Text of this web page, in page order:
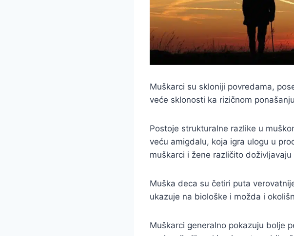
Muškarci su skloniji povredama,
veće sklonosti ka rizičnom
Postoje strukturalne razlike u
veću amigdalu, koja igra ulogu u
muškarci i žene različito
Muška deca su četiri puta
ukazuje na biološke i možda i
Muškarci generalno pokazuju bolje